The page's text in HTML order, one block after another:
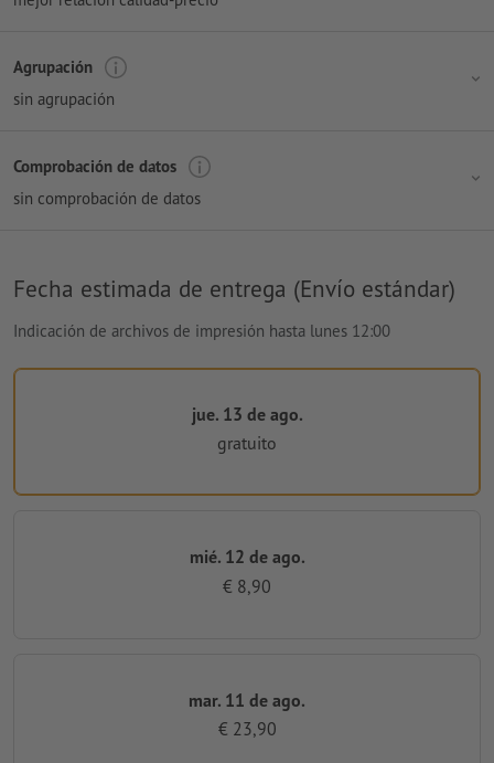
Agrupación
sin agrupación
Comprobación de datos
sin comprobación de datos
Fecha estimada de entrega (Envío estándar)
Indicación de archivos de impresión hasta lunes 12:00
jue. 13 de ago.
gratuito
mié. 12 de ago.
€ 8,90
mar. 11 de ago.
€ 23,90